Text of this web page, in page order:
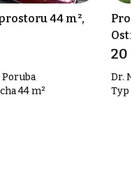
44 m²,
Poruba
44 m²
20
Dr.
Typ